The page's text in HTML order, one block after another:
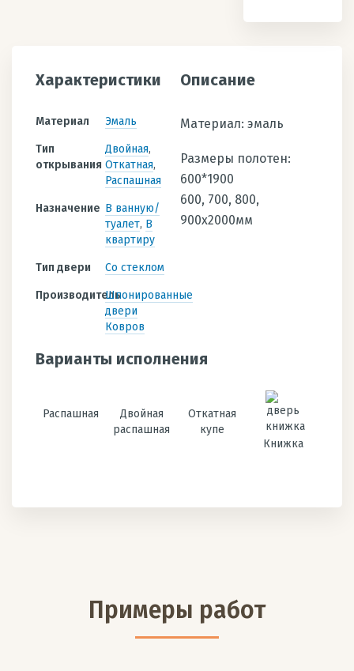
Характеристики
Материал Эмаль
Тип
открывания
Двойная
Откатная
Распашная
Назначение В ванную/
туалет В
квартиру
Тип двери Со стеклом
ПроизводительШпонированные
двери
Ковров
Описание
Материал: эмаль
Размеры полотен:
600*1900
600, 700, 800,
900х2000мм
Варианты исполнения
Распашная
Двойная
распашная
Откатная
купе
Книжка
Примеры работ